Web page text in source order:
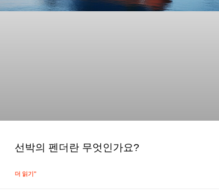
선박의 펜더란 무엇인가요?
더 읽기"